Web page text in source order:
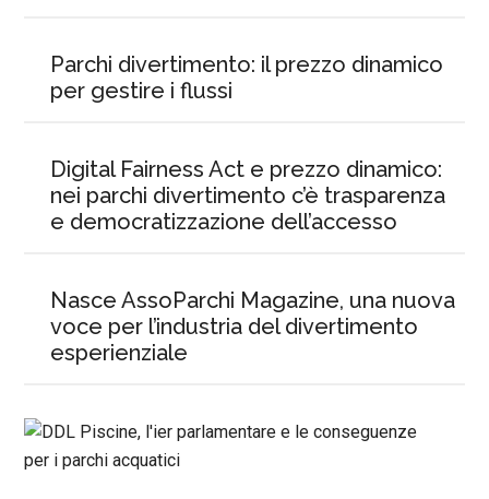
Parchi divertimento: il prezzo dinamico
per gestire i flussi
Digital Fairness Act e prezzo dinamico:
nei parchi divertimento c’è trasparenza
e democratizzazione dell’accesso
Nasce AssoParchi Magazine, una nuova
voce per l’industria del divertimento
esperienziale